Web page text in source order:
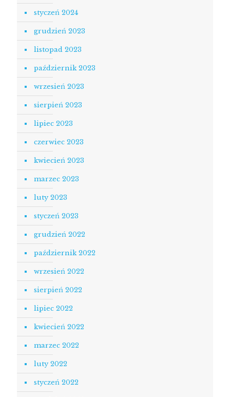
styczeń 2024
grudzień 2023
listopad 2023
październik 2023
wrzesień 2023
sierpień 2023
lipiec 2023
czerwiec 2023
kwiecień 2023
marzec 2023
luty 2023
styczeń 2023
grudzień 2022
październik 2022
wrzesień 2022
sierpień 2022
lipiec 2022
kwiecień 2022
marzec 2022
luty 2022
styczeń 2022